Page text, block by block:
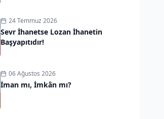
24 Temmuz 2026
Sevr İhanetse Lozan İhanetin
Başyapıtıdır!
06 Ağustos 2026
İman mı, İmkân mı?